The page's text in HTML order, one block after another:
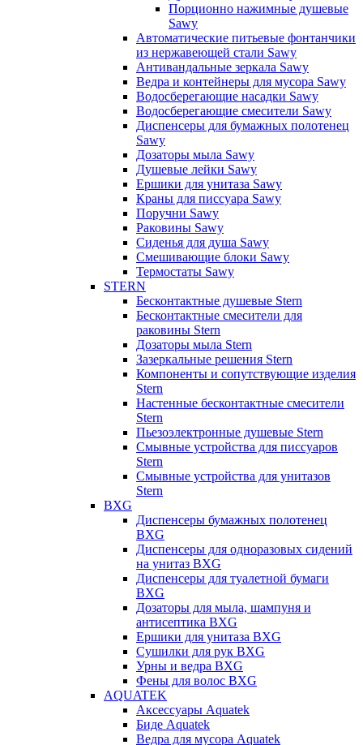
Порционно нажимные душевые
Sawy
Автоматические питьевые фонтанчики
из нержавеющей стали Sawy
Антивандальные зеркала Sawy
Ведра и контейнеры для мусора Sawy
Водосберегающие насадки Sawy
Водосберегающие смесители Sawy
Диспенсеры для бумажных полотенец
Sawy
Дозаторы мыла Sawy
Душевые лейки Sawy
Ершики для унитаза Sawy
Краны для писсуара Sawy
Поручни Sawy
Раковины Sawy
Сиденья для душа Sawy
Смешивающие блоки Sawy
Термостаты Sawy
STERN
Бесконтактные душевые Stern
Бесконтактные смесители для
раковины Stern
Дозаторы мыла Stern
Зазеркальные решения Stern
Компоненты и сопутствующие изделия
Stern
Настенные бесконтактные смесители
Stern
Пьезоэлектронные душевые Stern
Смывные устройства для писсуаров
Stern
Смывные устройства для унитазов
Stern
BXG
Диспенсеры бумажных полотенец
BXG
Диспенсеры для одноразовых сидений
на унитаз BXG
Диспенсеры для туалетной бумаги
BXG
Дозаторы для мыла, шампуня и
антисептика BXG
Ершики для унитаза BXG
Сушилки для рук BXG
Урны и ведра BXG
Фены для волос BXG
AQUATEK
Аксессуары Aquatek
Биде Aquatek
Ведра для мусора Aquatek